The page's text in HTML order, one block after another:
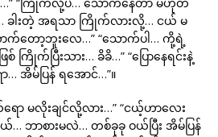
ခါးတဲ့ အရသာ ကြိုက်လားလို့… ငယ် မ
က်တော့ဘူးလေ…” “သောက်ပါ… ကို့ရဲ့
ြိုက်ပြီးသား… ခိခိ…” “ပြောနေရင်းနဲ့
အိမ်ပြန် ရအောင်…”။
ော မလိုးချင်လို့လား…” “ငယ့်ဟာလေး
… ဘာစားမလဲ… တစ်ခုခု ဝယ်ပြီး အိမ်ပြန်